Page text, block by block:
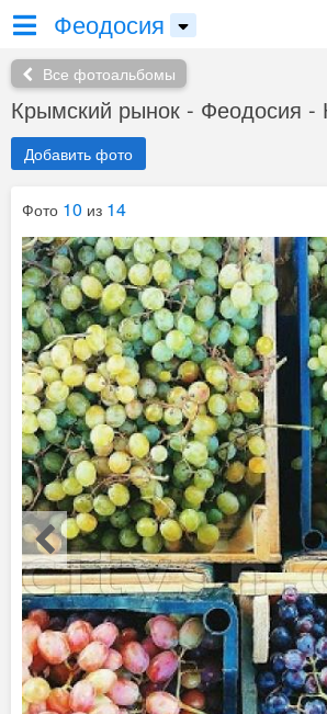
Феодосия
Все фотоальбомы
Крымский рынок - Феодосия -
Добавить фото
Фото 10 из 14